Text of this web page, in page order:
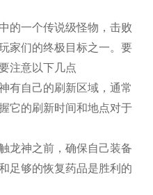
的一个传说级怪物，击败
家们的终极目标之一。要
注意以下几点
有自己的刷新区域，通常
它的刷新时间和地点对于
龙神之前，确保自己装备
足够的恢复药品是胜利的